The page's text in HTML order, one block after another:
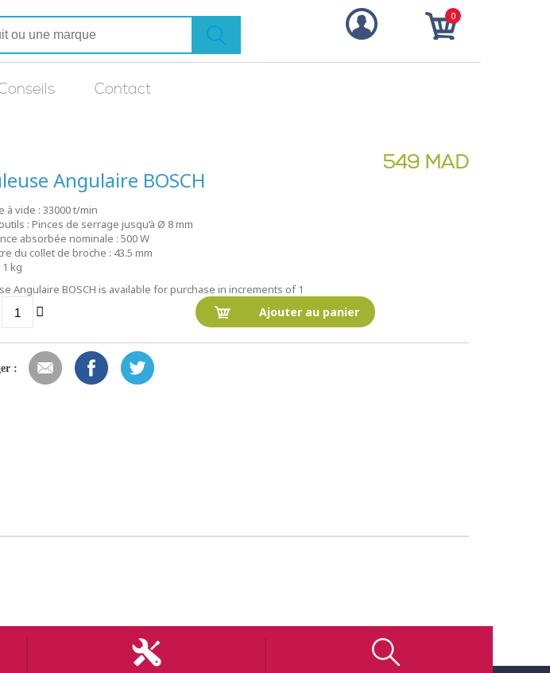
0
Contact
Angulaire BOSCH
549 MAD
à vide : 33000 t/min
: Pinces de serrage jusqu’à Ø 8 mm
absorbée nominale : 500 W
du collet de broche : 43.5 mm
kg
Angulaire BOSCH is available for purchase in increments of 1
Ajouter au panier
: